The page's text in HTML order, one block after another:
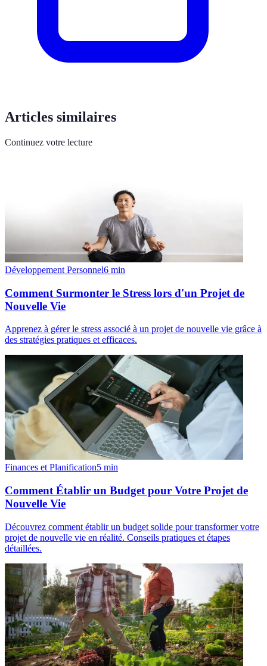
Articles similaires
Continuez votre lecture
Développement Personnel6 min
Comment Surmonter le Stress lors d'un Projet de
Nouvelle Vie
Apprenez à gérer le stress associé à un projet de nouvelle vie grâce à
des stratégies pratiques et efficaces.
Finances et Planification5 min
Comment Établir un Budget pour Votre Projet de
Nouvelle Vie
Découvrez comment établir un budget solide pour transformer votre
projet de nouvelle vie en réalité. Conseils pratiques et étapes
détaillées.